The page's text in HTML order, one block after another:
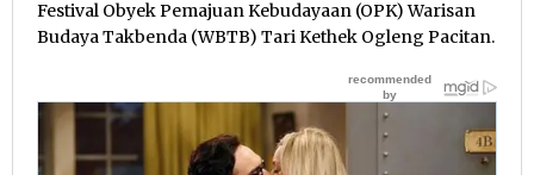
Festival Obyek Pemajuan Kebudayaan (OPK) Warisan
Budaya Takbenda (WBTB) Tari Kethek Ogleng Pacitan.